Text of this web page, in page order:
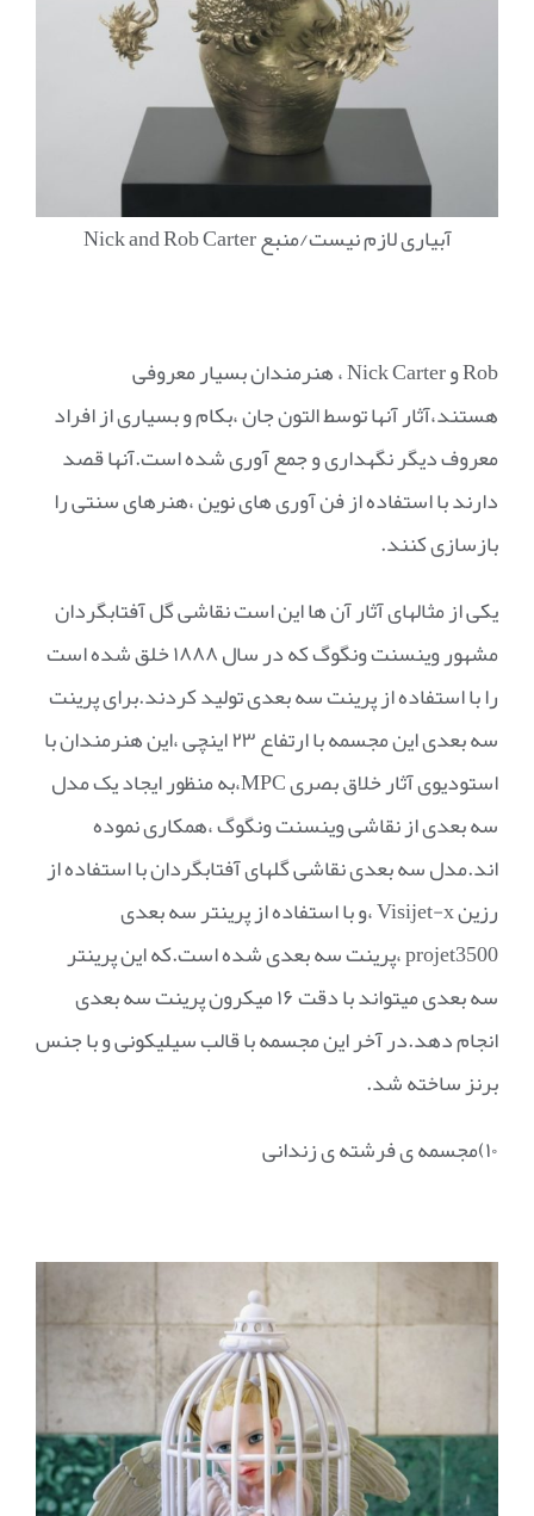
آبیاری لازم نیست/منبع Nick and Rob Carter
Rob و Nick Carter ، هنرمندان بسیار معروفی
هستند،آثار آنها توسط التون جان ،بکام و بسیاری از افراد
معروف دیگر نگهداری و جمع آوری شده است.آنها قصد
دارند با استفاده از فن آوری های نوین ،هنرهای سنتی را
بازسازی کنند.
یکی از مثالهای آثار آن ها این است نقاشی گل آفتابگردان
مشهور وینسنت ونگوگ که در سال ۱۸۸۸ خلق شده است
را با استفاده از پرینت سه بعدی تولید کردند.برای پرینت
سه بعدی این مجسمه با ارتفاع ۲۳ اینچی ،این هنرمندان با
استودیوی آثار خلاق بصری MPC،به منظور ایجاد یک مدل
سه بعدی از نقاشی وینسنت ونگوگ ،همکاری نموده
اند.مدل سه بعدی نقاشی گلهای آفتابگردان با استفاده از
رزین Visijet-x ،و با استفاده از پرینتر سه بعدی
projet3500 ،پرینت سه بعدی شده است.که این پرینتر
سه بعدی میتواند با دقت ۱۶ میکرون پرینت سه بعدی
انجام دهد.در آخر این مجسمه با قالب سیلیکونی و با جنس
برنز ساخته شد.
۱۰)مجسمه ی فرشته ی زندانی